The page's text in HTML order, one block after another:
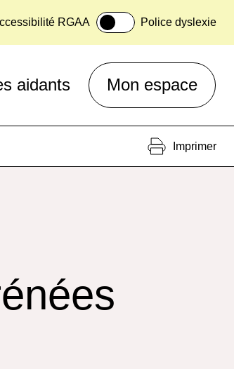
RGAA Police dyslexie
aidants Mon espace
Imprimer